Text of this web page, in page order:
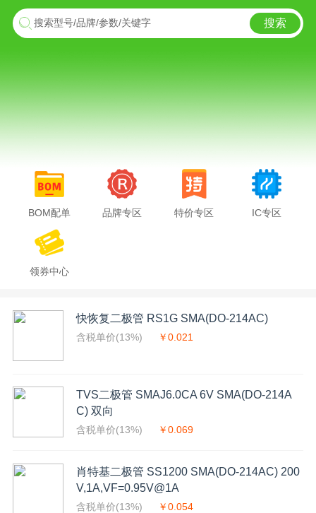
搜索型号/品牌/参数/关键字 搜索
BOM配单 品牌专区 特价专区 IC专区
领券中心
快恢复二极管 RS1G SMA(DO-214AC)
含税单价(13%) ￥0.021
TVS二极管 SMAJ6.0CA 6V SMA(DO-214A
C) 双向
含税单价(13%) ￥0.069
肖特基二极管 SS1200 SMA(DO-214AC) 200
V,1A,VF=0.95V@1A
含税单价(13%) ￥0.054